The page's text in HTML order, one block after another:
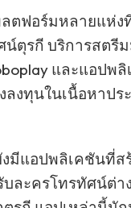
ตฟอร์มหลายแห่ง
น์ตุรกี บริการสตรีม
และแอปพ
ลงทุนในเนื้อหาป
มีแอปพลิเคชันที่ส
ละครโทรทัศน์ต่า